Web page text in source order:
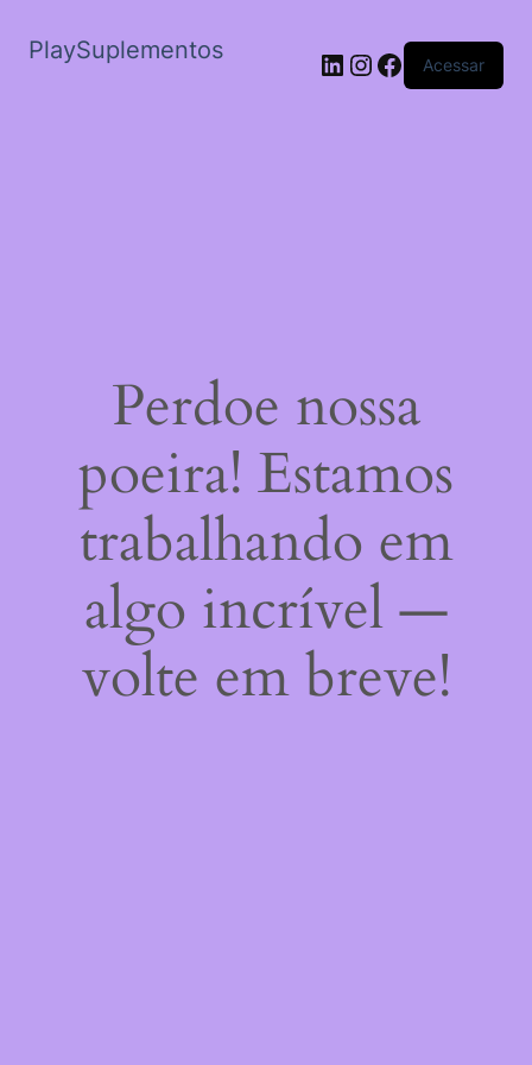
PlaySuplementos LinkedIn
Instagram
Facebook
Acessar
Perdoe nossa
poeira! Estamos
trabalhando em
algo incrível —
volte em breve!